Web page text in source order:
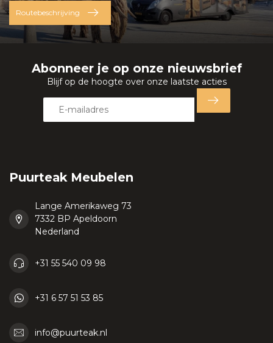
Routebeschrijving
Abonneer je op onze nieuwsbrief
Blijf op de hoogte over onze laatste acties
Puurteak Meubelen
Lange Amerikaweg 73
7332 BP Apeldoorn
Nederland
+31 55 540 09 98
+31 6 57 51 53 85
info@puurteak.nl